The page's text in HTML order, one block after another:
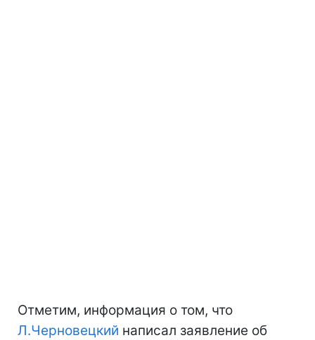
Отметим, информация о том, что
Л.Черновецкий написал заявление об